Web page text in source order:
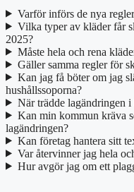
Varför införs de nya
Vilka typer av kläder får
2025?
Måste hela och rena
Gäller samma regler för
Kan jag få böter om jag
hushållssoporna?
När trädde lagändringen i
Kan min kommun kräva
lagändringen?
Kan företag hantera sitt
Var återvinner jag hela
Hur avgör jag om ett